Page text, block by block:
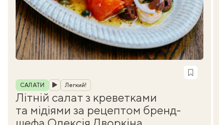
Рубрика
САЛАТИ Легкий!
Літній салат з креветками
та мідіями за рецептом бренд-